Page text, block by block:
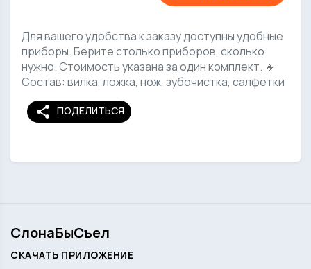
Для вашего удобства к заказу доступны удобные
приборы. Берите столько приборов, сколько
нужно. Стоимость указана за один комплект. 🔸
Состав: вилка, ложка, нож, зубочистка, салфетки
share ПОДЕЛИТЬСЯ
СлонаБыСъел
СКАЧАТЬ ПРИЛОЖЕНИЕ